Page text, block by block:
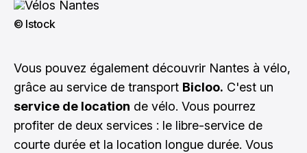
© Istock
Vous pouvez également découvrir Nantes à vélo,
grâce au service de transport Bicloo. C'est un
service de location de vélo. Vous pourrez
profiter de deux services : le libre-service de
courte durée et la location longue durée. Vous